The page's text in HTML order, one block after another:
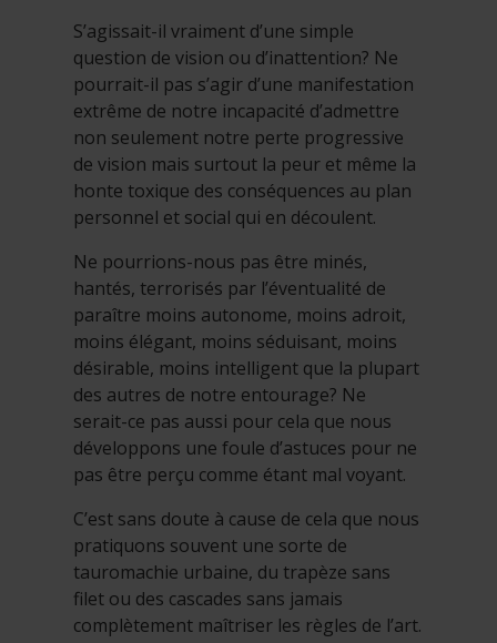
S’agissait-il vraiment d’une simple
question de vision ou d’inattention? Ne
pourrait-il pas s’agir d’une manifestation
extrême de notre incapacité d’admettre
non seulement notre perte progressive
de vision mais surtout la peur et même la
honte toxique des conséquences au plan
personnel et social qui en découlent.
Ne pourrions-nous pas être minés,
hantés, terrorisés par l’éventualité de
paraître moins autonome, moins adroit,
moins élégant, moins séduisant, moins
désirable, moins intelligent que la plupart
des autres de notre entourage? Ne
serait-ce pas aussi pour cela que nous
développons une foule d’astuces pour ne
pas être perçu comme étant mal voyant.
C’est sans doute à cause de cela que nous
pratiquons souvent une sorte de
tauromachie urbaine, du trapèze sans
filet ou des cascades sans jamais
complètement maîtriser les règles de l’art.